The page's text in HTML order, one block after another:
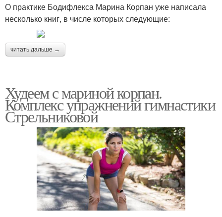
О практике Бодифлекса Марина Корпан уже написала
несколько книг, в числе которых следующие:
читать дальше →
Худеем с мариной корпан.
Комплекс упражнений гимнастики
Стрельниковой